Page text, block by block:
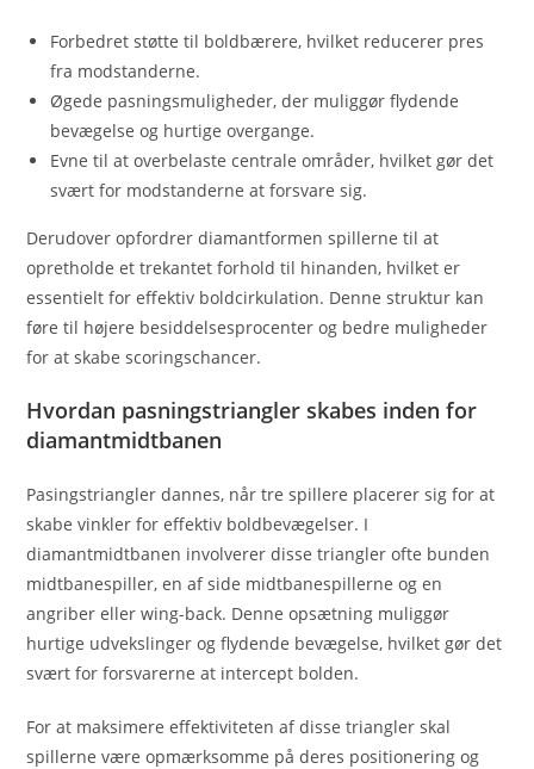
Forbedret støtte til boldbærere, hvilket reducerer pres
fra modstanderne.
Øgede pasningsmuligheder, der muliggør flydende
bevægelse og hurtige overgange.
Evne til at overbelaste centrale områder, hvilket gør det
svært for modstanderne at forsvare sig.
Derudover opfordrer diamantformen spillerne til at
opretholde et trekantet forhold til hinanden, hvilket er
essentielt for effektiv boldcirkulation. Denne struktur kan
føre til højere besiddelsesprocenter og bedre muligheder
for at skabe scoringschancer.
Hvordan pasningstriangler skabes inden for
diamantmidtbanen
Pasingstriangler dannes, når tre spillere placerer sig for at
skabe vinkler for effektiv boldbevægelser. I
diamantmidtbanen involverer disse triangler ofte bunden
midtbanespiller, en af side midtbanespillerne og en
angriber eller wing-back. Denne opsætning muliggør
hurtige udvekslinger og flydende bevægelse, hvilket gør det
svært for forsvarerne at intercept bolden.
For at maksimere effektiviteten af disse triangler skal
spillerne være opmærksomme på deres positionering og